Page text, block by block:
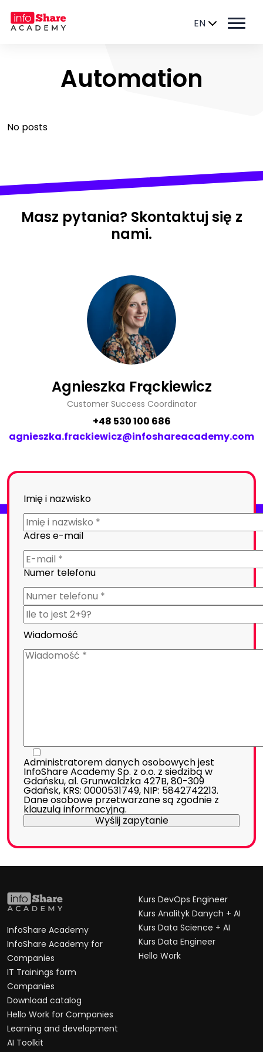
EN
Automation
No posts
Masz pytania? Skontaktuj się z
nami.
Agnieszka Frąckiewicz
Customer Success Coordinator
+48 530 100 686
agnieszka.frackiewicz@infoshareacademy.com
Imię i nazwisko
Adres e-mail
Numer telefonu
Wiadomość
Administratorem danych osobowych jest
InfoShare Academy Sp. z o.o. z siedzibą w
Gdańsku, al. Grunwaldzka 427B, 80-309
Gdańsk, KRS: 0000531749, NIP: 5842742213.
Dane osobowe przetwarzane są zgodnie z
klauzulą informacyjną.
InfoShare Academy
InfoShare Academy for
Companies
IT Trainings form
Companies
Download catalog
Hello Work for Companies
Learning and development
AI Toolkit
Kurs DevOps Engineer
Kurs Analityk Danych + AI
Kurs Data Science + AI
Kurs Data Engineer
Hello Work